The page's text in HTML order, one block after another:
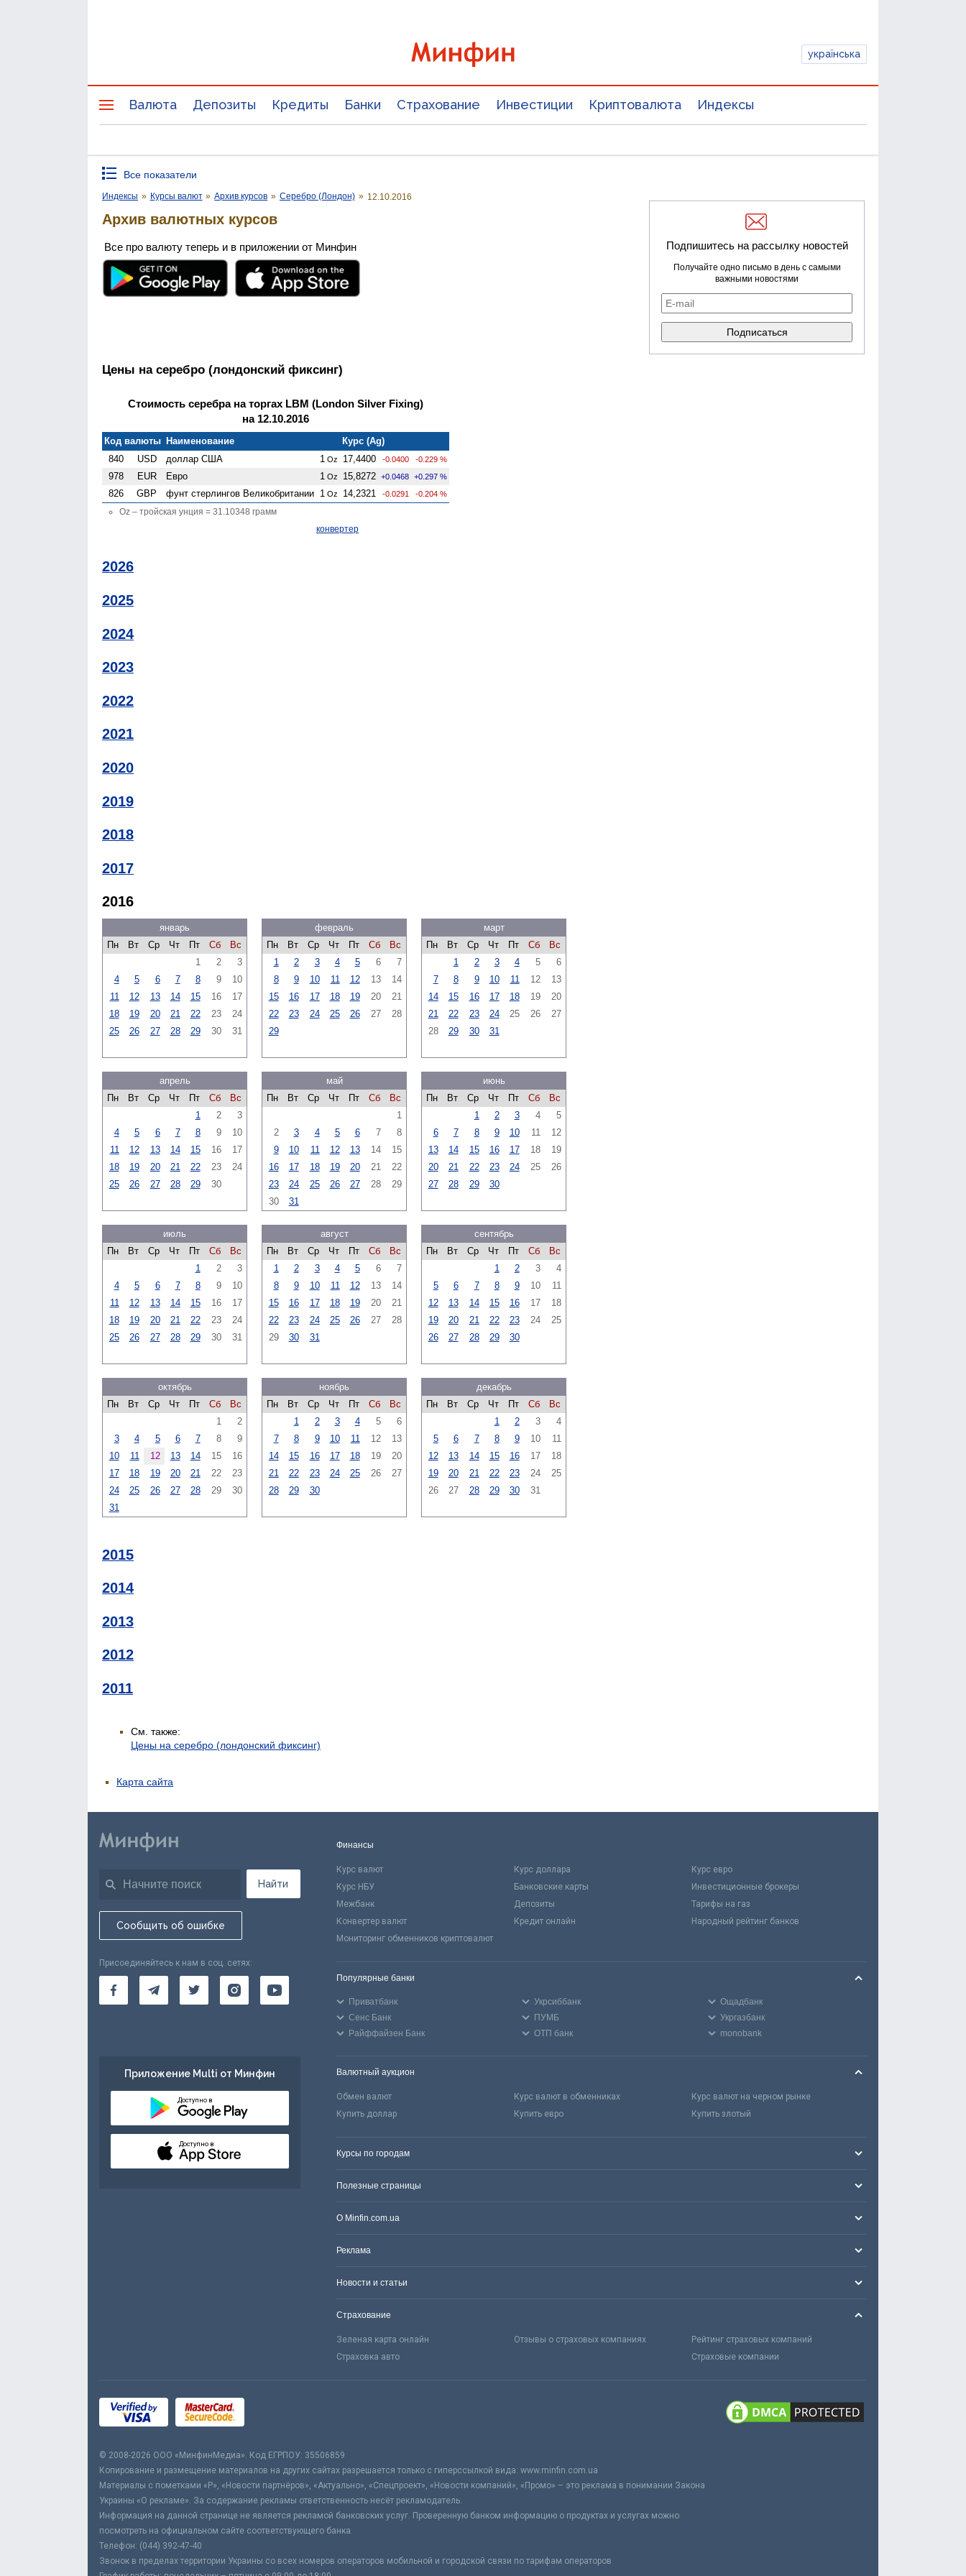
українська
Валюта Депозиты Кредиты Банки Страхование Инвестиции Криптовалюта Индексы
Все показатели
Индексы » Курсы валют » Архив курсов » Серебро (Лондон) » 12.10.2016
Архив валютных курсов
Все про валюту теперь и в приложении от Минфин
Цены на серебро (лондонский фиксинг)
Стоимость серебра на торгах LBM (London Silver Fixing)
на 12.10.2016
Код валюты Наименование
Курс (Ag)
840
USD доллар США 1 Oz 17,4400 -0.0400 -0.229 %
978 EUR Евро 1 Oz 15,8272 +0.0468 +0.297 %
826 GBP фунт стерлингов Велико­британии 1 Oz 14,2321 -0.0291 -0.204 %
Oz – тройская унция = 31.10348 грамм
конвертер
2026
2025
2024
2023
2022
2021
2020
2019
2018
2017
2016
январь
Пн
Вт Ср Чт Пт Сб
Вс
1
2
3
4
5 6 7 8 9
10
11
12 13 14 15 16
17
18
19 20 21 22 23
24
25
26 27 28 29 30 31
февраль
Пн
Вт Ср Чт Пт Сб
Вс
1
2 3 4 5 6
7
8
9 10 11 12 13
14
15
16 17 18 19 20
21
22
23 24 25 26 27
28
29
март
Пн
Вт Ср Чт Пт Сб
Вс
1
2 3 4 5
6
7
8 9 10 11 12
13
14
15 16 17 18 19
20
21
22 23 24 25 26
27
28
29 30 31
апрель
Пн
Вт Ср Чт Пт Сб
Вс
1
2
3
4
5 6 7 8 9
10
11
12 13 14 15 16
17
18
19 20 21 22 23
24
25
26 27 28 29 30
май
Пн
Вт Ср Чт Пт Сб
Вс
1
2
3 4 5 6 7
8
9
10 11 12 13 14
15
16
17 18 19 20 21
22
23
24 25 26 27 28
29
30
31
июнь
Пн
Вт Ср Чт Пт Сб
Вс
1
2 3 4
5
6
7 8 9 10 11
12
13
14 15 16 17 18
19
20
21 22 23 24 25
26
27
28 29 30
июль
Пн
Вт Ср Чт Пт Сб
Вс
1
2
3
4
5 6 7 8 9
10
11
12 13 14 15 16
17
18
19 20 21 22 23
24
25
26 27 28 29 30 31
август
Пн
Вт Ср Чт Пт Сб
Вс
1
2 3 4 5 6
7
8
9 10 11 12 13
14
15
16 17 18 19 20
21
22
23 24 25 26 27
28
29
30 31
сентябрь
Пн
Вт Ср Чт Пт Сб
Вс
1
2 3
4
5
6 7 8 9 10
11
12
13 14 15 16 17
18
19
20 21 22 23 24
25
26
27 28 29 30
октябрь
Пн
Вт Ср Чт Пт Сб
Вс
1
2
3
4 5 6 7 8
9
10
11 12 13 14 15
16
17
18 19 20 21 22
23
24
25 26 27 28 29
30
31
ноябрь
Пн
Вт Ср Чт Пт Сб
Вс
1
2 3 4 5
6
7
8 9 10 11 12
13
14
15 16 17 18 19
20
21
22 23 24 25 26
27
28
29 30
декабрь
Пн
Вт Ср Чт Пт Сб
Вс
1
2 3
4
5
6 7 8 9 10
11
12
13 14 15 16 17
18
19
20 21 22 23 24
25
26
27 28 29 30 31
2015
2014
2013
2012
2011
См. также:
Цены на серебро (лондонский фиксинг)
Подпишитесь на рассылку новостей
Получайте одно письмо в день с самыми
важными новостями
Карта сайта
Найти
Сообщить об ошибке
Присоединяйтесь к нам в соц. сетях:
Приложение Multi от Минфин
Доступно в
Доступно в
Финансы
Курс валют Курс доллара
Курс евро
Курс НБУ
Банковские карты
Инвестиционные брокеры
Межбанк
Депозиты
Тарифы на газ
Конвертер валют
Кредит онлайн
Народный рейтинг банков
Мониторинг обменников криптовалют
Популярные банки
Приватбанк Укрсиббанк
Ощадбанк
Сенс Банк
ПУМБ
Укргазбанк
Райффайзен Банк
ОТП банк monobank
Валютный аукцион
Обмен валют Курс валют в обменниках
Курс валют на черном рынке
Купить доллар
Купить евро Купить злотый
Курсы по городам
Полезные страницы
О Minfin.com.ua
Реклама
Новости и статьи
Страхование
Зеленая карта онлайн Отзывы о страховых компаниях
Рейтинг страховых компаний
Страховка авто
Страховые компании
© 2008-2026 ООО «МинфинМедиа». Код ЕГРПОУ: 35506859
Копирование и размещение материалов на других сайтах разрешается только с гиперссылкой вида: www.minfin.com.ua
Материалы с пометками «Р», «Новости партнёров», «Актуально», «Спецпроект», «Новости компаний», «Промо» – это реклама в понимании Закона
Украины «О рекламе». За содержание рекламы ответственность несёт рекламодатель.
Информация на данной странице не является рекламой банковских услуг. Проверенную банком информацию о продуктах и услугах можно
посмотреть на официальном сайте соответствующего банка.
Телефон: (044) 392-47-40
Звонок в пределах территории Украины со всех номеров операторов мобильной и городской связи по тарифам операторов